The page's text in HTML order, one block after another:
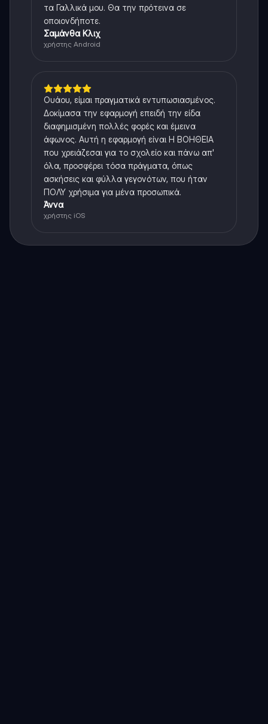
τα Γαλλικά μου. Θα την πρότεινα σε
οποιονδήποτε.
Σαμάνθα Κλιχ
χρήστης Android
Ουάου, είμαι πραγματικά εντυπωσιασμένος.
Δοκίμασα την εφαρμογή επειδή την είδα
διαφημισμένη πολλές φορές και έμεινα
άφωνος. Αυτή η εφαρμογή είναι Η ΒΟΗΘΕΙΑ
που χρειάζεσαι για το σχολείο και πάνω απ'
όλα, προσφέρει τόσα πράγματα, όπως
ασκήσεις και φύλλα γεγονότων, που ήταν
ΠΟΛΥ χρήσιμα για μένα προσωπικά.
Άννα
χρήστης iOS